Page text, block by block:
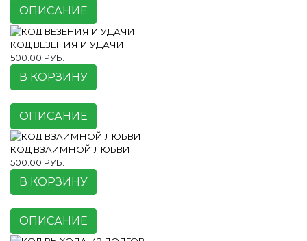
ОПИСАНИЕ
КОД ВЕЗЕНИЯ И УДАЧИ
500.00 РУБ.
В КОРЗИНУ
ОПИСАНИЕ
КОД ВЗАИМНОЙ ЛЮБВИ
500.00 РУБ.
В КОРЗИНУ
ОПИСАНИЕ